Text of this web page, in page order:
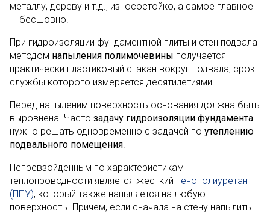
металлу, дереву и т.д., износостойко, а самое главное
— бесшовно.
При гидроизоляции фундаментной плиты и стен подвала
методом напыления полимочевины получается
практически пластиковый стакан вокруг подвала, срок
службы которого измеряется десятилетиями.
Перед напыленим поверхность основания должна быть
выровнена. Часто задачу гидроизоляции фундамента
нужно решать одновременно с задачей по утеплению
подвального помещения.
Непревзойденным по характеристикам
теплопроводности является жесткий пенополиуретан
(ППУ), который также напыляется на любую
поверхность. Причем, если сначала на стену напылить